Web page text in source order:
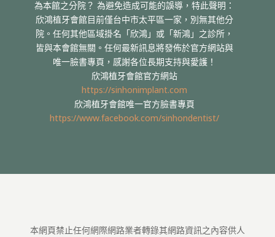
為本館之分院？ 為避免造成可能的誤導，特此聲明：
欣鴻植牙會館目前僅台中市太平區一家，別無其他分
院。任何其他區域掛名「欣鴻」或「新鴻」之診所，
皆與本會館無關。任何最新訊息將發佈於官方網站與
唯一臉書專頁，感謝各位長期支持與愛護！
欣鴻植牙會館官方網站
https://sinhonimplant.com
欣鴻植牙會館唯一官方臉書專頁
https://www.facebook.com/sinhondentist/
本網頁禁止任何網際網路業者轉錄其網路資訊之內容供人